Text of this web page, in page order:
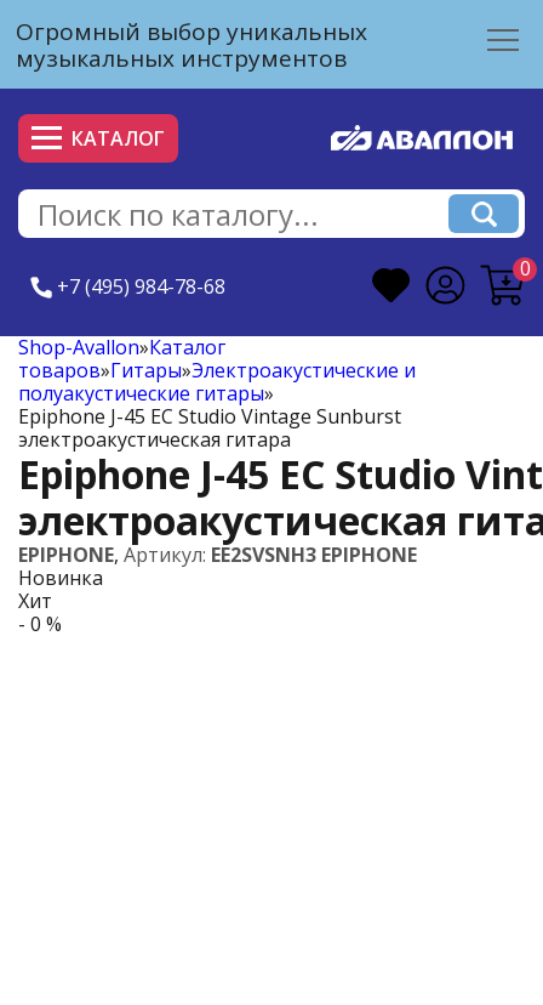
Огромный выбор уникальных
музыкальных инструментов
КАТАЛОГ
+7 (495) 984-78-68
0
Shop-Avallon»Каталог
товаров»Гитары»Электроакустические и
полуакустические гитары»
Epiphone J-45 EC Studio Vintage Sunburst
электроакустическая гитара
Epiphone J-45 EC Studio
электроакустическая
EPIPHONE, Артикул: EE2SVSNH3 EPIPHONE
Новинка
Хит
- 0 %